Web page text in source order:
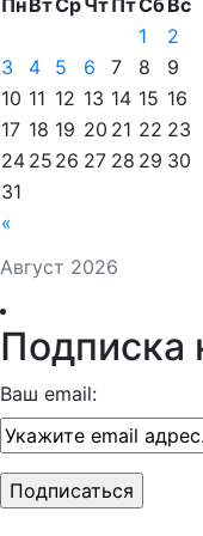
Август 2026
ПнВтСрЧтПтСбВс
«
1
2
3
4 5 6 7 8
9
10 11 12 13 14 15 16
17 18 19 20 21 22 23
24 25 26 27 28 29 30
31
Подписка
Ваш email: